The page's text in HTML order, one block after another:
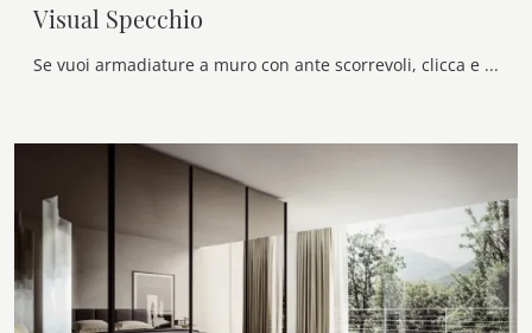
Visual Specchio
Se vuoi armadiature a muro con ante scorrevoli, clicca e scopri l'armadio Visual Specchio di Veneran in vetro.